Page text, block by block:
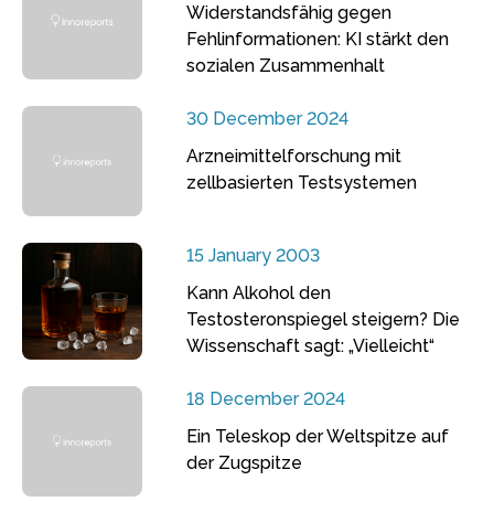
Widerstandsfähig gegen
Fehlinformationen: KI stärkt den
sozialen Zusammenhalt
30 December 2024
Arzneimittelforschung mit
zellbasierten Testsystemen
15 January 2003
Kann Alkohol den
Testosteronspiegel steigern? Die
Wissenschaft sagt: „Vielleicht“
18 December 2024
Ein Teleskop der Weltspitze auf
der Zugspitze